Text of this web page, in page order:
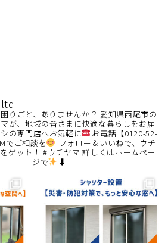
りごと、ありませんか？ 愛知県西尾市の
が、地域の皆さまに快適な暮らしをお届
の専門店へお気軽に
お電話【0120-52-
でご相談を
フォロー＆いいねで、ウチ
ゲット！ #ウチヤマ詳しくはホームペー
ジで
⬇